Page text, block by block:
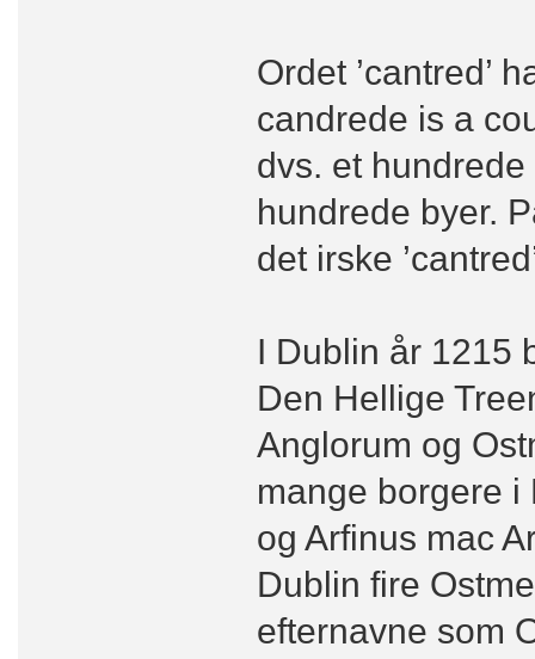
Ordet ’cantred’
candrede is a
dvs. et
hundrede byer.
det irske
I Dublin år 1215
Den Hellige
Anglorum og
mange borgere i
og Arfinus mac
Dublin fire
efternavne som